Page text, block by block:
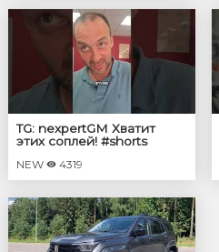
TG: nexpertGM Хватит
этих соплей! #shorts
#георгиймедведев
NEW 4319